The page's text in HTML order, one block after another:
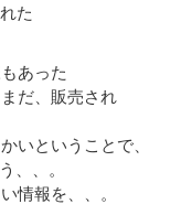
た
あった
だ、販売され
いということで、
、、。
情報を、、。